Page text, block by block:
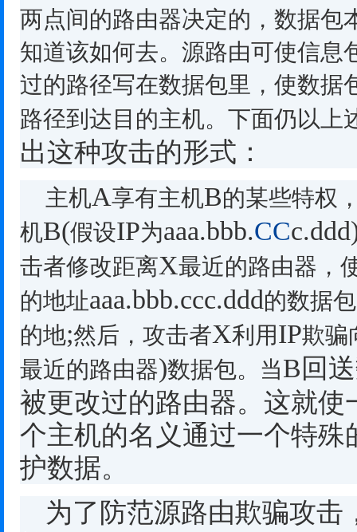
两点间的路由器决定的，数据包
知道该如何去。源路由可使信息
过的路径写在数据包里，使数据
路径到达目的主机。下面仍以上
出这种攻击的形式：
主机A享有主机B的某些特权
机B(假设IP为aaa.bbb.CC
击者修改距离X最近的路由器，
的地址aaa.bbb.ccc.ddd的数据
的地;然后，攻击者X利用IP欺骗
最近的路由器)数据包。当B回
被更改过的路由器。这就使
个主机的名义通过一个特殊
护数据。
为了防范源路由欺骗攻击